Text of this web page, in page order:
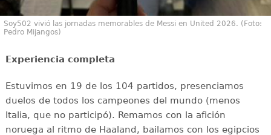
Soy502 vivió las jornadas memorables de Messi en United 2026. (Foto:
Pedro Mijangos)
Experiencia completa
Estuvimos en 19 de los 104 partidos, presenciamos
duelos de todos los campeones del mundo (menos
Italia, que no participó). Remamos con la afición
noruega al ritmo de Haaland, bailamos con los egipcios